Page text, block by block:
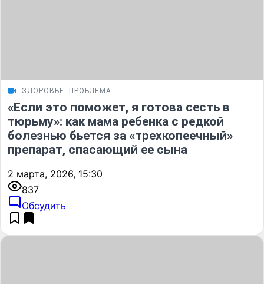
ЗДОРОВЬЕ ПРОБЛЕМА
«Если это поможет, я готова сесть в
тюрьму»: как мама ребенка с редкой
болезнью бьется за «трехкопеечный»
препарат, спасающий ее сына
2 марта, 2026, 15:30
837
Обсудить